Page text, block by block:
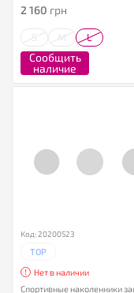
2 160 грн
L
Сообщить
наличие
Код: 20200523
TOP
Нет в наличии
Спортивные наколенники